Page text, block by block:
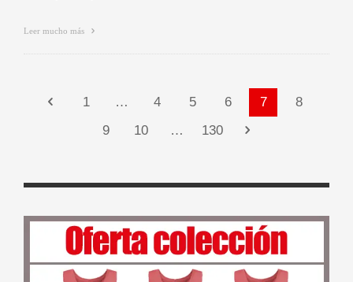
Leer mucho más
1 … 4 5 6 7
8
9
10 … 130